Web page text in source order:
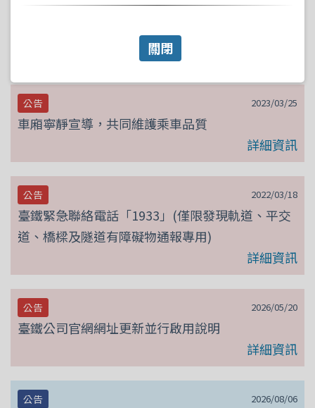
旅客攜帶行動電源(含鋰電池可攜式裝置)之安全宣
2023/03/25
公告
車廂寧靜宣導，共同維護乘車品質
詳細資訊
2022/03/18
公告
臺鐵緊急聯絡電話「1933」(僅限發現軌道、平交
道、橋樑及隧道有障礙物通報專用)
詳細資訊
2026/05/20
公告
臺鐵公司官網網址更新並行啟用說明
詳細資訊
2026/08/06
公告
關閉